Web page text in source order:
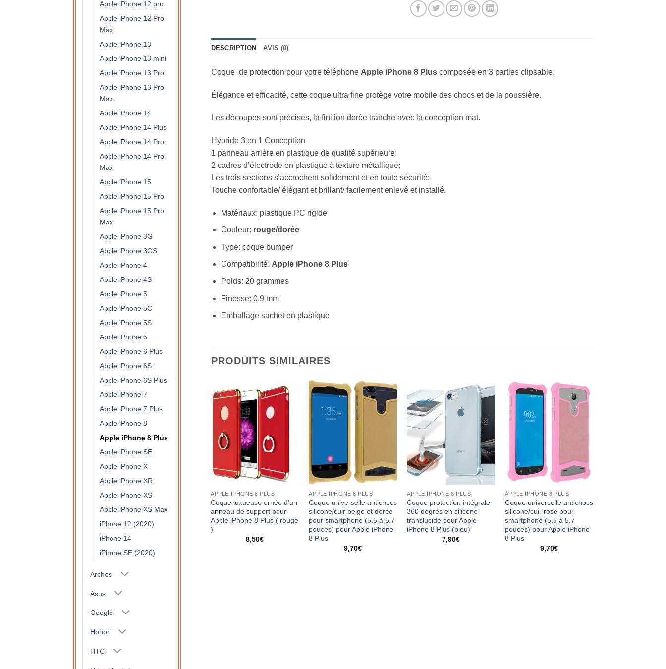
Apple iPhone 12 pro
Apple iPhone 12 Pro
Max
Apple iPhone 13
Apple iPhone 13 mini
Apple iPhone 13 Pro
Apple iPhone 13 Pro
Max
Apple iPhone 14
Apple iPhone 14 Plus
Apple iPhone 14 Pro
Apple iPhone 14 Pro
Max
Apple iPhone 15
Apple iPhone 15 Pro
Apple iPhone 15 Pro
Max
Apple iPhone 3G
Apple iPhone 3GS
Apple iPhone 4
Apple iPhone 4S
Apple iPhone 5
Apple iPhone 5C
Apple iPhone 5S
Apple iPhone 6
Apple iPhone 6 Plus
Apple iPhone 6S
Apple iPhone 6S Plus
Apple iPhone 7
Apple iPhone 7 Plus
Apple iPhone 8
Apple iPhone 8 Plus
Apple iPhone SE
Apple iPhone X
Apple iPhone XR
Apple iPhone XS
Apple iPhone XS Max
iPhone 12 (2020)
iPhone 14
iPhone SE (2020)
Archos
Asus
Google
Honor
HTC
DESCRIPTION AVIS (0)
Coque de protection pour votre téléphone Apple iPhone 8 Pluscomposée en 3 parties clipsable.
Élégance et efficacité, cette coque ultra fine protège votre mobile des chocs et de la poussière.
Les découpes sont précises, la finition dorée tranche avec la conception mat.
Hybride 3 en 1 Conception
1 panneau arrière en plastique de qualité supérieure;
2 cadres d’électrode en plastique à texture métallique;
Les trois sections s’accrochent solidement et en toute sécurité;
Touche confortable/ élégant et brillant/ facilement enlevé et installé.
Matériaux: plastique PC rigide
Couleur: rouge/dorée
Type: coque bumper
Compatibilité:Apple iPhone 8 Plus
Poids: 20 grammes
Finesse: 0,9 mm
Emballage sachet en plastique
PRODUITS SIMILAIRES
APPLE IPHONE 8 PLUS
Coque luxueuse ornée d’un
anneau de support pour
Apple iPhone 8 Plus ( rouge
)
8,50€
APPLE IPHONE 8 PLUS
Coque universelle antichocs
silicone/cuir beige et dorée
pour smartphone (5.5 à 5.7
pouces) pour Apple iPhone
8 Plus
9,70€
APPLE IPHONE 8 PLUS
Coque protection intégrale
360 degrés en silicone
translucide pour Apple
iPhone 8 Plus (bleu)
7,90€
APPLE IPHONE 8 PLUS
Coque universelle antichocs
silicone/cuir rose pour
smartphone (5.5 à 5.7
pouces) pour Apple iPhone
8 Plus
9,70€
cou/bandoulière pour Apple
APPLE IPHONE 8 PLUS
360 degrés en silicone
translucide pour Apple
iPhone 8 Plus